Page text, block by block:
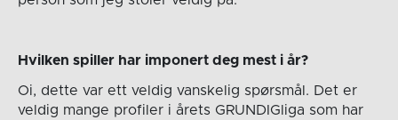
Hvilken spiller har imponert deg mest i år?
Oi, dette var ett veldig vanskelig spørsmål. Det er
veldig mange profiler i årets GRUNDIGliga som har